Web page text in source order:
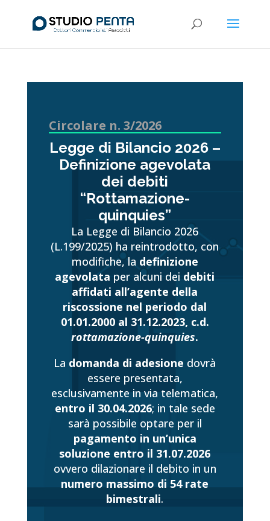
Circolare n. 3/2026
Legge di Bilancio 2026 –
Definizione agevolata
dei debiti
“Rottamazione-
quinquies”
La Legge di Bilancio 2026
(L.199/2025) ha reintrodotto, con
modifiche, la definizione
agevolata per alcuni dei debiti
affidati all’agente della
riscossione nel periodo dal
01.01.2000 al 31.12.2023, c.d.
rottamazione-quinquies.
La domanda di adesione dovrà
essere presentata,
esclusivamente in via telematica,
entro il 30.04.2026; in tale sede
sarà possibile optare per il
pagamento in un’unica
soluzione entro il 31.07.2026
ovvero dilazionare il debito in un
numero massimo di 54 rate
bimestrali.